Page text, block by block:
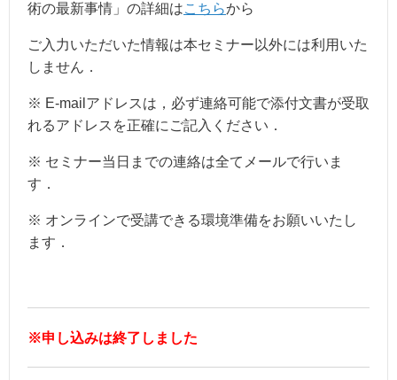
術の最新事情」の詳細はこちらから
ご入力いただいた情報は本セミナー以外には利用いた
しません．
※ E-mailアドレスは，必ず連絡可能で添付文書が受取
れるアドレスを正確にご記入ください．
※ セミナー当日までの連絡は全てメールで行いま
す．
※ オンラインで受講できる環境準備をお願いいたし
ます．
※申し込みは終了しました